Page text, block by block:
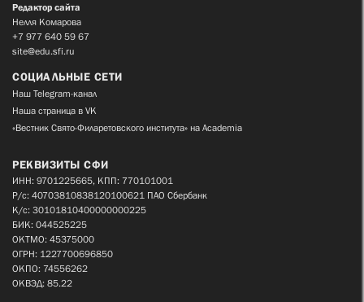
Редактор сайта
Нелля Комарова
+7 977 640 59 67
site@edu.sfi.ru
СОЦИАЛЬНЫЕ СЕТИ
Наш Telegram-канал
Наша страница в VK
«Вестник Свято-Филаретовского института» на Academia
РЕКВИЗИТЫ СФИ
ИНН: 9701225665, КПП: 770101001
Р/с: 40703810838120100621 ПАО Сбербанк
К/с: 30101810400000000225
БИК: 044525225
ОКТМО: 45375000
ОГРН: 1227700696850
ОКПО: 74556262
ОКВЭД: 85.22